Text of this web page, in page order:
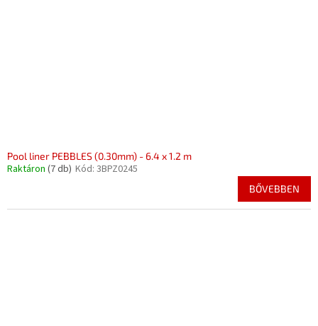
Pool liner PEBBLES (0.30mm) - 6.4 x 1.2 m
Raktáron (7 db) Kód: 3BPZ0245
BŐVEBBEN